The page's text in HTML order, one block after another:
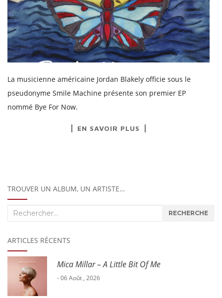
La musicienne américaine Jordan Blakely officie sous le
pseudonyme Smile Machine présente son premier EP
nommé Bye For Now.
EN SAVOIR PLUS
TROUVER UN ALBUM, UN ARTISTE…
Recherche
RECHERCHE
ARTICLES RÉCENTS
Mica Millar – A Little Bit Of Me
- 06 Août , 2026